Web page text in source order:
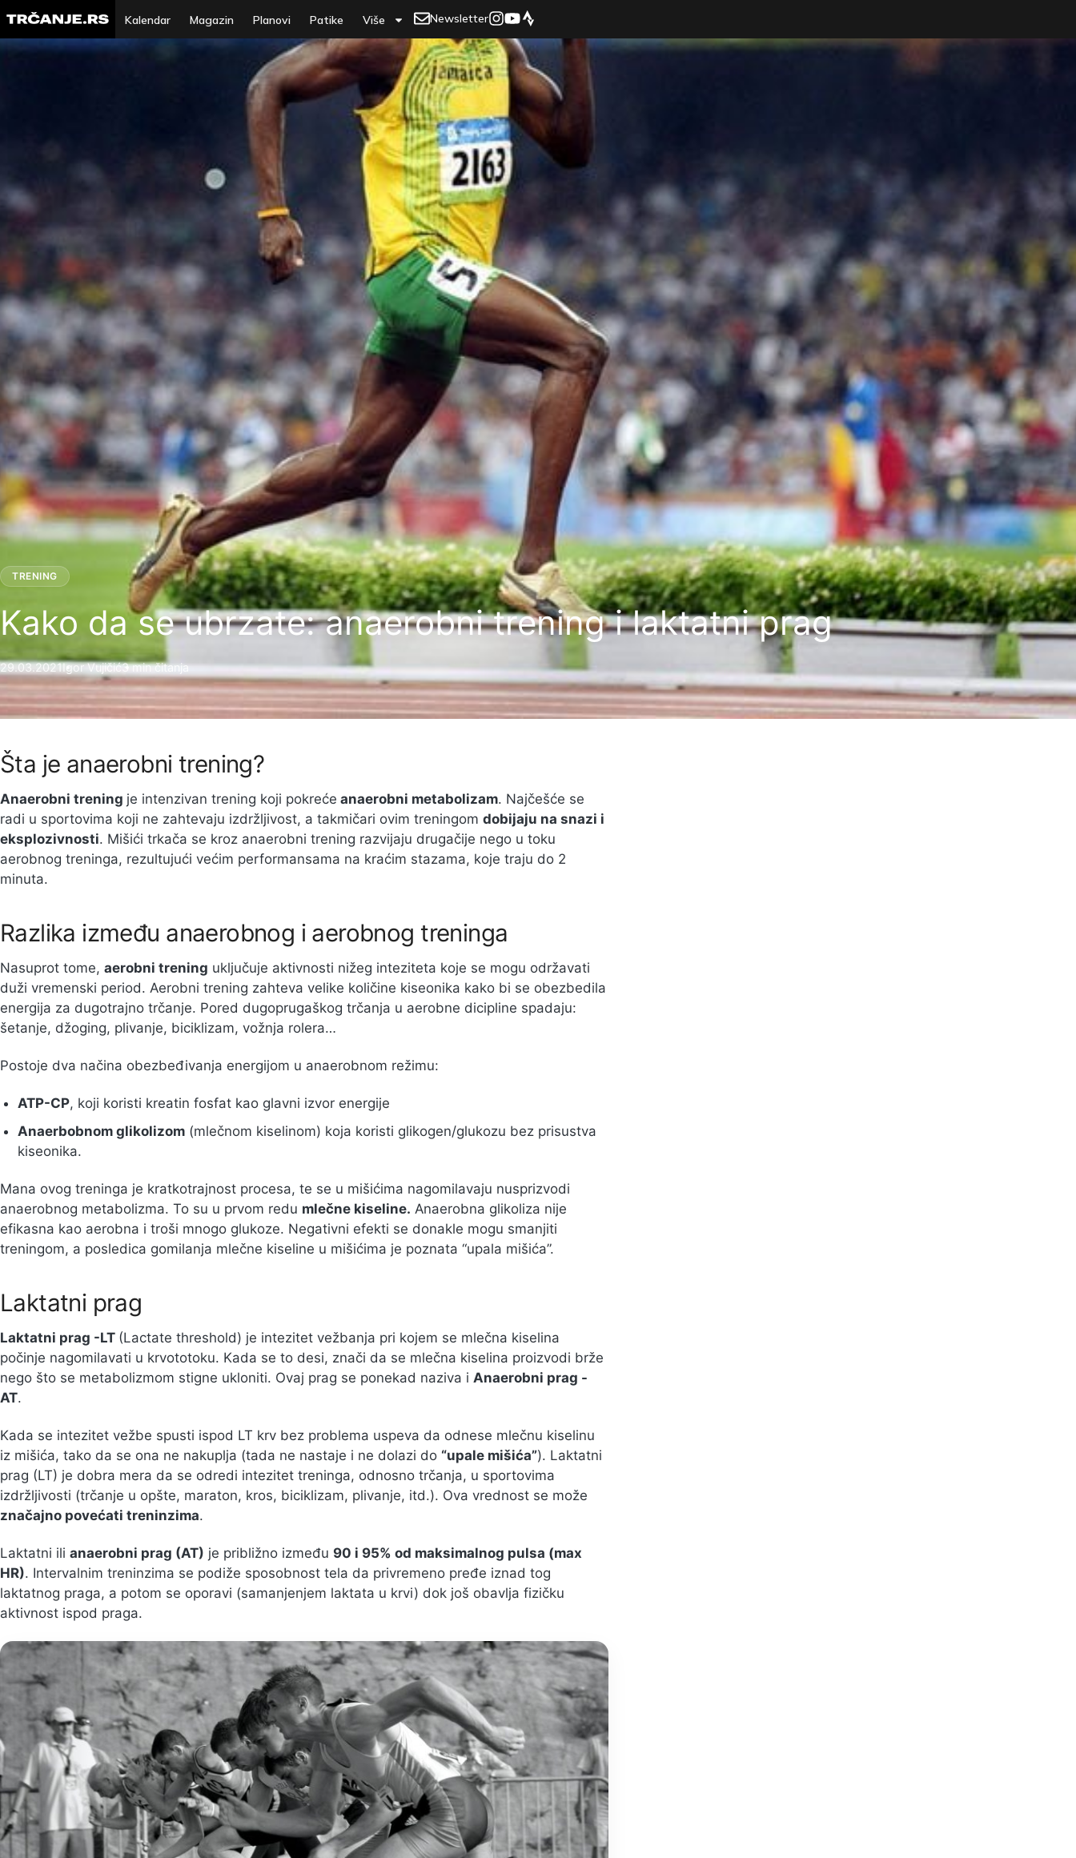
Kalendar Magazin Planovi Patike Više Newsletter
TRENING
Kako da se ubrzate: anaerobni trening i laktatni prag
29.03.2021Igor Vujičić3 min čitanja
Šta je anaerobni trening?
Anaerobni trening je intenzivan trening koji pokreće anaerobni metabolizam. Najčešće se
radi u sportovima koji ne zahtevaju izdržljivost, a takmičari ovim treningom dobijaju na snazi i
eksplozivnosti. Mišići trkača se kroz anaerobni trening razvijaju drugačije nego u toku
aerobnog treninga, rezultujući većim performansama na kraćim stazama, koje traju do 2
minuta.
Razlika između anaerobnog i aerobnog treninga
Nasuprot tome, aerobni trening uključuje aktivnosti nižeg inteziteta koje se mogu održavati
duži vremenski period. Aerobni trening zahteva velike količine kiseonika kako bi se obezbedila
energija za dugotrajno trčanje. Pored dugoprugaškog trčanja u aerobne dicipline spadaju:
šetanje, džoging, plivanje, biciklizam, vožnja rolera…
Postoje dva načina obezbeđivanja energijom u anaerobnom režimu:
ATP-CP, koji koristi kreatin fosfat kao glavni izvor energije
Anaerbobnom glikolizom (mlečnom kiselinom) koja koristi glikogen/glukozu bez prisustva
kiseonika.
Mana ovog treninga je kratkotrajnost procesa, te se u mišićima nagomilavaju nusprizvodi
anaerobnog metabolizma. To su u prvom redu mlečne kiseline. Anaerobna glikoliza nije
efikasna kao aerobna i troši mnogo glukoze. Negativni efekti se donakle mogu smanjiti
treningom, a posledica gomilanja mlečne kiseline u mišićima je poznata “upala mišića”.
Laktatni prag
Laktatni prag -LT (Lactate threshold) je intezitet vežbanja pri kojem se mlečna kiselina
počinje nagomilavati u krvototoku. Kada se to desi, znači da se mlečna kiselina proizvodi brže
nego što se metabolizmom stigne ukloniti. Ovaj prag se ponekad naziva i Anaerobni prag -
AT.
Kada se intezitet vežbe spusti ispod LT krv bez problema uspeva da odnese mlečnu kiselinu
iz mišića, tako da se ona ne nakuplja (tada ne nastaje i ne dolazi do “upale mišića”). Laktatni
prag (LT) je dobra mera da se odredi intezitet treninga, odnosno trčanja, u sportovima
izdržljivosti (trčanje u opšte, maraton, kros, biciklizam, plivanje, itd.). Ova vrednost se može
značajno povećati treninzima.
Laktatni ili anaerobni prag (AT) je približno između 90 i 95% od maksimalnog pulsa (max
HR). Intervalnim treninzima se podiže sposobnost tela da privremeno pređe iznad tog
laktatnog praga, a potom se oporavi (samanjenjem laktata u krvi) dok još obavlja fizičku
aktivnost ispod praga.